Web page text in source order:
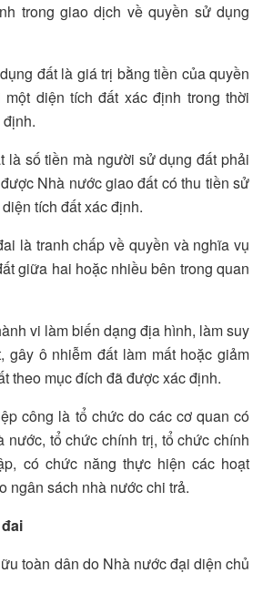
trong giao dịch về quyền sử dụng
đất là giá trị bằng tiền của quyền
diện tích đất xác định trong thời
là số tiền mà người sử dụng đất phải
Nhà nước giao đất có thu tiền sử
tích đất xác định.
là tranh chấp về quyền và nghĩa vụ
giữa hai hoặc nhiều bên trong quan
vi làm biến dạng địa hình, làm suy
gây ô nhiễm đất làm mất hoặc giảm
theo mục đích đã được xác định.
công là tổ chức do các cơ quan có
nước, tổ chức chính trị, tổ chức chính
có chức năng thực hiện các hoạt
ngân sách nhà nước chi trả.
toàn dân do Nhà nước đại diện chủ